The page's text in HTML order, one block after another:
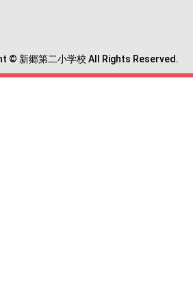
© 新郷第二小学校 All Rights Reserved.